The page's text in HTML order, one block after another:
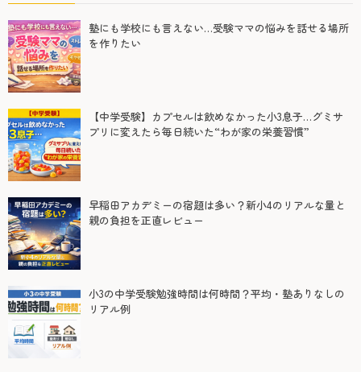
塾にも学校にも言えない…受験ママの悩みを話せる場所
を作りたい
【中学受験】カプセルは飲めなかった小3息子…グミサ
プリに変えたら毎日続いた“わが家の栄養習慣”
早稲田アカデミーの宿題は多い？新小4のリアルな量と
親の負担を正直レビュー
小3の中学受験勉強時間は何時間？平均・塾ありなしの
リアル例